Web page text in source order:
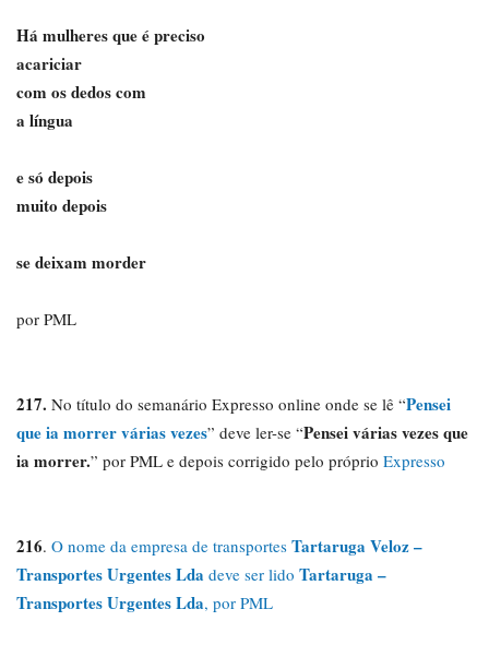
Há mulheres que é preciso
acariciar
com os dedos com
a língua
e só depois
muito depois
se deixam morder
por PML
217. No título do semanário Expresso online onde se lê “Pensei
que ia morrer várias vezes” deve ler-se “Pensei várias vezes que
ia morrer.” por PML e depois corrigido pelo próprio Expresso
216. O nome da empresa de transportes Tartaruga Veloz –
Transportes Urgentes Lda deve ser lido Tartaruga –
Transportes Urgentes Lda, por PML